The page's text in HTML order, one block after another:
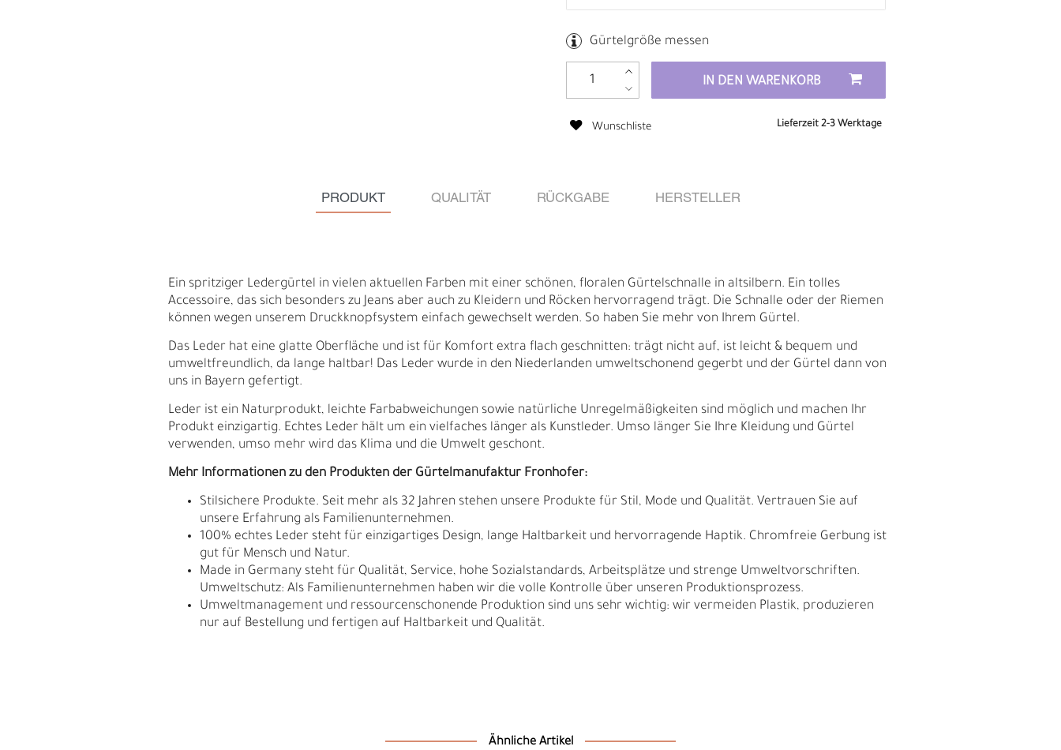
S
E
Ä
N
I
N
E
Gürtelgröße messen
IN DEN WARENKORB
Wunschliste Lieferzeit 2-3 Werktage
PRODUKT QUALITÄT RÜCKGABE HERSTELLER
Ein spritziger Ledergürtel in vielen aktuellen Farben mit einer schönen, floralen Gürtelschnalle in altsilbern. Ein tolles
Accessoire, das sich besonders zu Jeans aber auch zu Kleidern und Röcken hervorragend trägt. Die Schnalle oder der Riemen
können wegen unserem Druckknopfsystem einfach gewechselt werden. So haben Sie mehr von Ihrem Gürtel.
Das Leder hat eine glatte Oberfläche und ist für Komfort extra flach geschnitten: trägt nicht auf, ist leicht & bequem und
umweltfreundlich, da lange haltbar! Das Leder wurde in den Niederlanden umweltschonend gegerbt und der Gürtel dann von
uns in Bayern gefertigt.
Leder ist ein Naturprodukt, leichte Farbabweichungen sowie natürliche Unregelmäßigkeiten sind möglich und machen Ihr
Produkt einzigartig. Echtes Leder hält um ein vielfaches länger als Kunstleder. Umso länger Sie Ihre Kleidung und Gürtel
verwenden, umso mehr wird das Klima und die Umwelt geschont.
Mehr Informationen zu den Produkten der Gürtelmanufaktur Fronhofer:
Stilsichere Produkte. Seit mehr als 32 Jahren stehen unsere Produkte für Stil, Mode und Qualität. Vertrauen Sie auf
unsere Erfahrung als Familienunternehmen.
100% echtes Leder steht für einzigartiges Design, lange Haltbarkeit und hervorragende Haptik. Chromfreie Gerbung ist
gut für Mensch und Natur.
Made in Germany steht für Qualität, Service, hohe Sozialstandards, Arbeitsplätze und strenge Umweltvorschriften.
Umweltschutz: Als Familienunternehmen haben wir die volle Kontrolle über unseren Produktionsprozess.
Umweltmanagement und ressourcenschonende Produktion sind uns sehr wichtig: wir vermeiden Plastik, produzieren
nur auf Bestellung und fertigen auf Haltbarkeit und Qualität.
Ähnliche Artikel